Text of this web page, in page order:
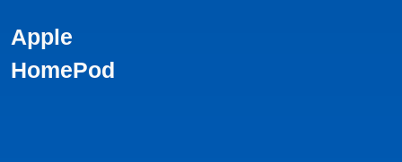
Apple
HomePod